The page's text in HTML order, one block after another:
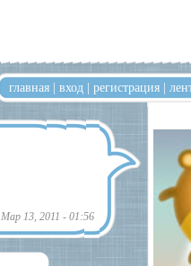
главная | вход | регистрация |
Мар 13, 2011 - 01:56